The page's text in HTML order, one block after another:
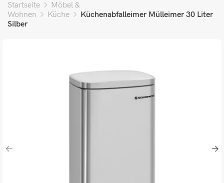
Startseite
Möbel &
Wohnen
Küche
Küchenabfalleimer Mülleimer 30 Liter
Silber